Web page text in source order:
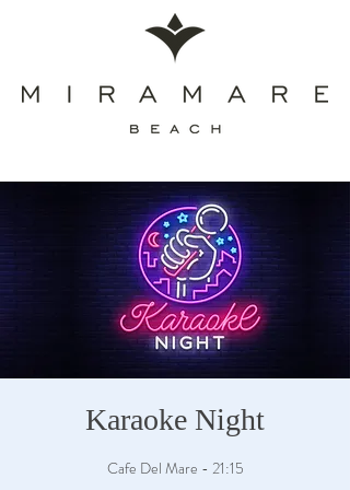
Karaoke Night
Cafe Del Mare - 21:15